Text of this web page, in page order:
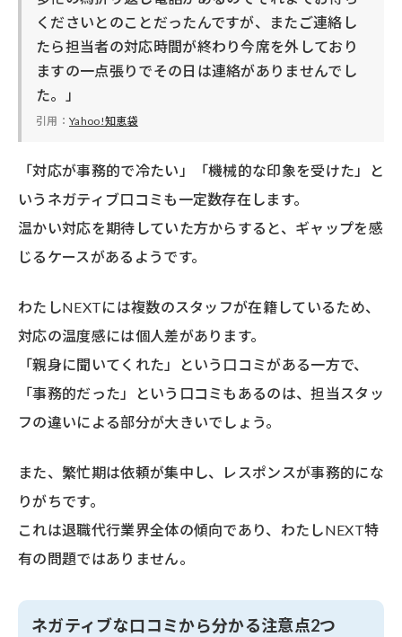
くださいとのことだったんですが、またご連絡し
たら担当者の対応時間が終わり今席を外しており
ますの一点張りでその日は連絡がありませんでし
た。」
引用： Yahoo!知恵袋
「対応が事務的で冷たい」「機械的な印象を受けた」と
いうネガティブ口コミも一定数存在します。
温かい対応を期待していた方からすると、ギャップを感
じるケースがあるようです。
わたしNEXTには複数のスタッフが在籍しているため、
対応の温度感には個人差があります。
「親身に聞いてくれた」という口コミがある一方で、
「事務的だった」という口コミもあるのは、担当スタッ
フの違いによる部分が大きいでしょう。
また、繁忙期は依頼が集中し、レスポンスが事務的にな
りがちです。
これは退職代行業界全体の傾向であり、わたしNEXT特
有の問題ではありません。
ネガティブな口コミから分かる注意点2つ